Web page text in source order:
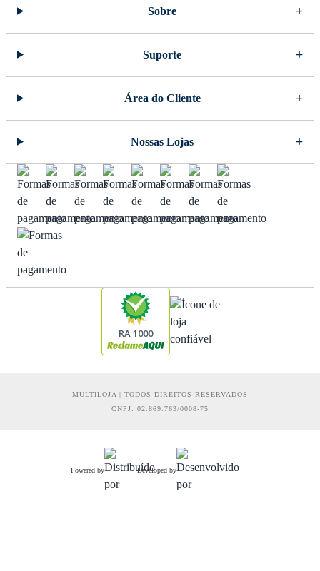
Sobre
Suporte
Área do Cliente
Nossas Lojas
RA 1000
MULTILOJA | TODOS DIREITOS RESERVADOS
CNPJ: 02.869.763/0008-75
Powered by Developed by